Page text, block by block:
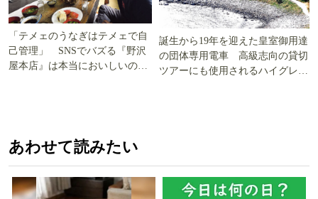
「テメェのうなぎはテメェで自
己管理」 SNSでバズる『野沢
屋本店』は本当においしいの
誕生から19年を迎えた皇室御用達
の団体専用電車 高級志向の貸切
ツアーにも使用されるハイグレー
あわせて読みたい